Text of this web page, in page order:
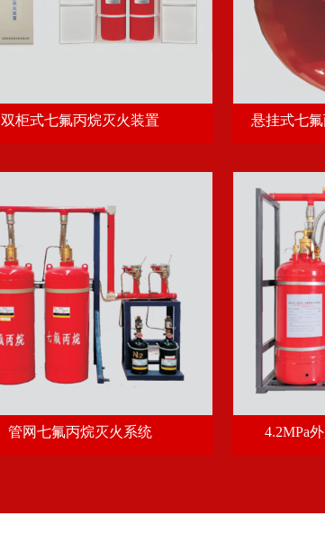
双柜式七氟丙烷灭火装置 悬挂式七氟
管网七氟丙烷灭火系统 4.2MPa